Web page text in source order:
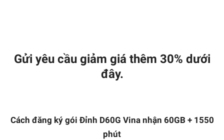
Gửi yêu cầu giảm giá thêm 30% dưới
đây.
Cách đăng ký gói Đỉnh D60G Vina nhận 60GB + 1550
phút